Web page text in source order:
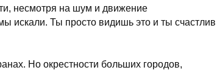
несмотря на шум и движение
искали. Ты просто видишь это и ты счастлив
Но окрестности больших городов,